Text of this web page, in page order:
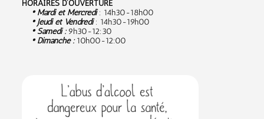
HORAIRES D’OUVERTURE
• Mardi et Mercredi: 14h30-18h00
• Jeudi et Vendredi: 14h30-19h00
• Samedi :9h30-12:30
• Dimanche :10h00-12:00